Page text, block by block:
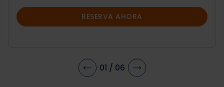
RESERVA AHORA
01 / 06